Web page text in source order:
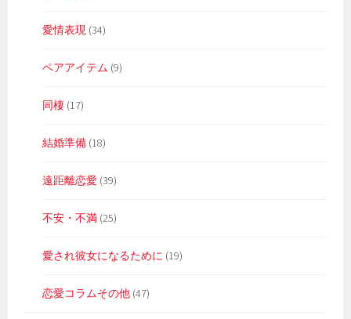
愛情表現 (34)
ペアアイテム (9)
同棲 (17)
結婚準備 (18)
遠距離恋愛 (39)
不安・不満 (25)
愛され彼女になるために (19)
恋愛コラムその他 (47)